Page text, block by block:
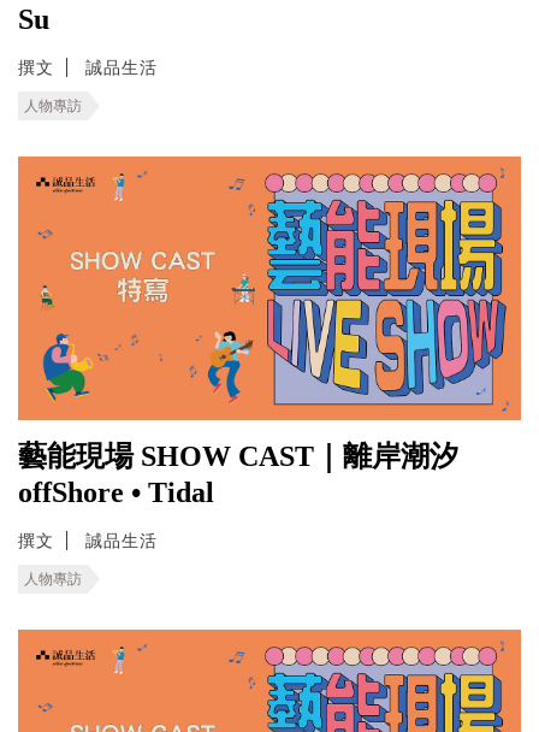
Su
撰文 誠品生活
人物專訪
藝能現場 SHOW CAST｜離岸潮汐
offShore • Tidal
撰文 誠品生活
人物專訪